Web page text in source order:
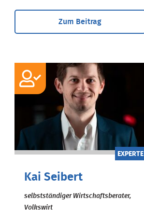
Zum Beitrag
EXPERTE
Kai Seibert
selbstständiger Wirtschaftsberater,
Volkswirt